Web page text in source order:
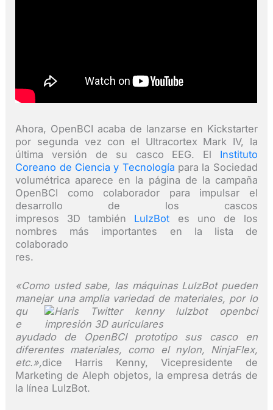
Ahora, OpenBCI acaba de lanzarse en Kickstarter
por segunda vez con el Ultracortex Mark IV, la
última versión de su casco EEG. El Instituto
Coreano de Ciencia y Tecnología para la Sociedad
volumétrica aparece en la página de la campaña
OpenBCI como colaborador para impulsar el
desarrollo de los cascos
impresos 3D también LulzBot es uno de los
nombres más importantes en la lista de
colaborado
res.
«Como usted sabe, las máquinas LulzBot pueden
manejar una amplia variedad de materiales, por lo
qu
e
ayudado de OpenBCI prototipo sus casco en
diferentes materiales, como el nylon, NinjaFlex,
etc.»,dice Harris Kenny, Vicepresidente de
Marketing de Aleph objetos, la empresa detrás de
la línea LulzBot.